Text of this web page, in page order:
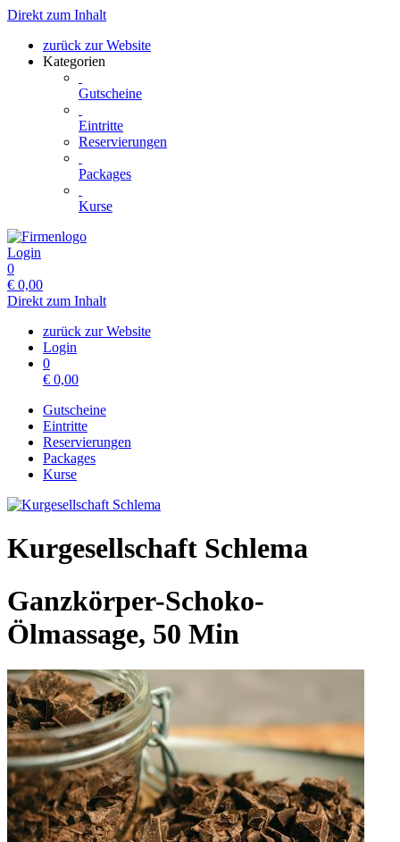
Direkt zum Inhalt
zurück zur Website
Kategorien
Gutscheine
Eintritte
Reservierungen
Packages
Kurse
Login
0
€ 0,00
Direkt zum Inhalt
zurück zur Website
Login
0
€ 0,00
Gutscheine
Eintritte
Reservierungen
Packages
Kurse
Kurgesellschaft Schlema
Ganzkörper-Schoko-
Ölmassage, 50 Min